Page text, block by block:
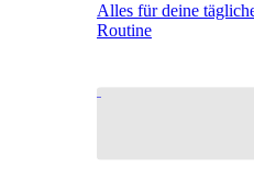
Alles für deine
Routine